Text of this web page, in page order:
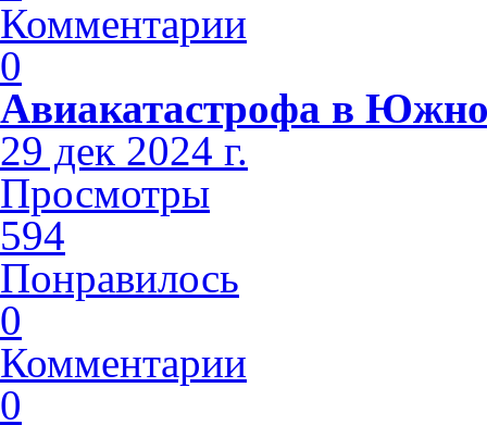
Комментарии
0
Авиакатастрофа в
29 дек 2024 г.
Просмотры
594
Понравилось
0
Комментарии
0